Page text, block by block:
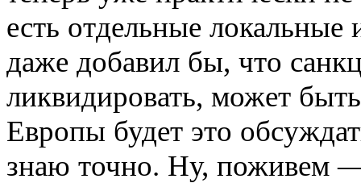
есть отдельные
даже добавил бы, что
ликвидировать, может
Европы будет это
знаю точно. Ну, поживем